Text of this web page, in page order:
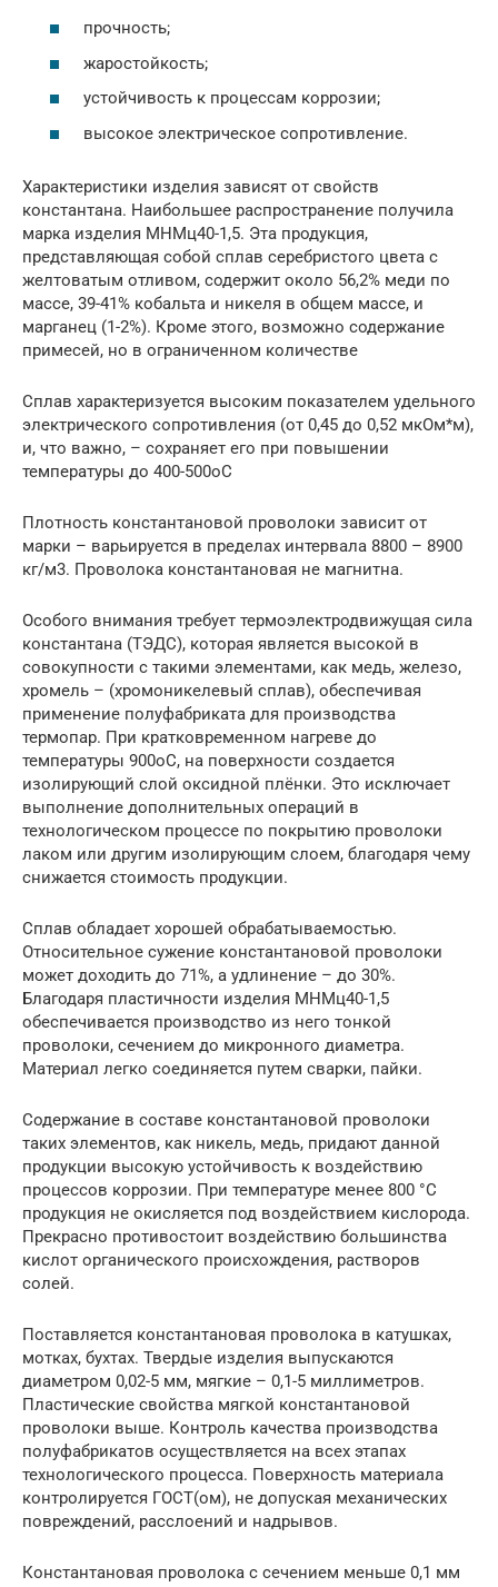
прочность;
жаростойкость;
устойчивость к процессам коррозии;
высокое электрическое сопротивление.
Характеристики изделия зависят от свойств
константана. Наибольшее распространение получила
марка изделия МНМц40-1,5. Эта продукция,
представляющая собой сплав серебристого цвета с
желтоватым отливом, содержит около 56,2% меди по
массе, 39-41% кобальта и никеля в общем массе, и
марганец (1-2%). Кроме этого, возможно содержание
примесей, но в ограниченном количестве
Сплав характеризуется высоким показателем удельного
электрического сопротивления (от 0,45 до 0,52 мкОм*м),
и, что важно, – сохраняет его при повышении
температуры до 400-500оС
Плотность константановой проволоки зависит от
марки – варьируется в пределах интервала 8800 – 8900
кг/м3. Проволока константановая не магнитна.
Особого внимания требует термоэлектродвижущая сила
константана (ТЭДС), которая является высокой в
совокупности с такими элементами, как медь, железо,
хромель – (хромоникелевый сплав), обеспечивая
применение полуфабриката для производства
термопар. При кратковременном нагреве до
температуры 900оС, на поверхности создается
изолирующий слой оксидной плёнки. Это исключает
выполнение дополнительных операций в
технологическом процессе по покрытию проволоки
лаком или другим изолирующим слоем, благодаря чему
снижается стоимость продукции.
Сплав обладает хорошей обрабатываемостью.
Относительное сужение константановой проволоки
может доходить до 71%, а удлинение – до 30%.
Благодаря пластичности изделия МНМц40-1,5
обеспечивается производство из него тонкой
проволоки, сечением до микронного диаметра.
Материал легко соединяется путем сварки, пайки.
Содержание в составе константановой проволоки
таких элементов, как никель, медь, придают данной
продукции высокую устойчивость к воздействию
процессов коррозии. При температуре менее 800 °С
продукция не окисляется под воздействием кислорода.
Прекрасно противостоит воздействию большинства
кислот органического происхождения, растворов
солей.
Поставляется константановая проволока в катушках,
мотках, бухтах. Твердые изделия выпускаются
диаметром 0,02-5 мм, мягкие – 0,1-5 миллиметров.
Пластические свойства мягкой константановой
проволоки выше. Контроль качества производства
полуфабрикатов осуществляется на всех этапах
технологического процесса. Поверхность материала
контролируется ГОСТ(ом), не допуская механических
повреждений, расслоений и надрывов.
Константановая проволока с сечением меньше 0,1 мм